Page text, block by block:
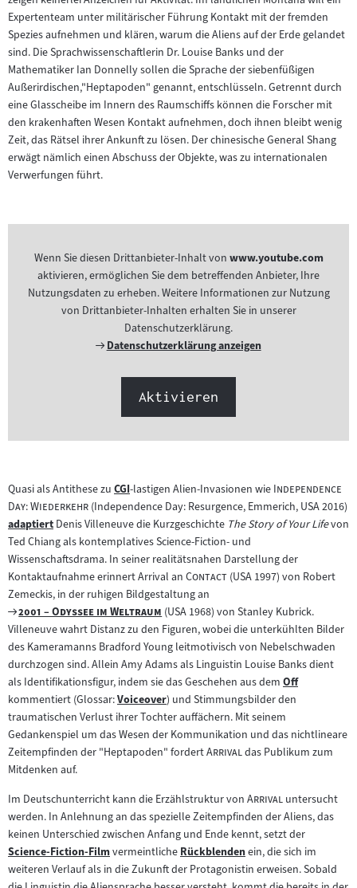
Expertenteam unter militärischer Führung Kontakt mit der fremden
Spezies aufnehmen und klären, warum die Aliens auf der Erde gelandet
sind. Die Sprachwissenschaftlerin Dr. Louise Banks und der
Mathematiker Ian Donnelly sollen die Sprache der siebenfüßigen
Außerirdischen,"Heptapoden" genannt, entschlüsseln. Getrennt durch
eine Glasscheibe im Innern des Raumschiffs können die Forscher mit
den krakenhaften Wesen Kontakt aufnehmen, doch ihnen bleibt wenig
Zeit, das Rätsel ihrer Ankunft zu lösen. Der chinesische General Shang
erwägt nämlich einen Abschuss der Objekte, was zu internationalen
Verwerfungen führt.
Wenn Sie diesen Drittanbieter-Inhalt von www.youtube.com
aktivieren, ermöglichen Sie dem betreffenden Anbieter, Ihre
Nutzungsdaten zu erheben. Weitere Informationen zur Nutzung
von Drittanbieter-Inhalten erhalten Sie in unserer
Datenschutzerklärung.
Externer
Datenschutzerklärung anzeigen
Aktivieren
Quasi als Antithese zu Zum
Inhalt:
CGI-lastigen Alien-Invasionen wie "Independence
Day: Wiederkehr"(Independence Day: Resurgence, Emmerich, USA 2016)
Zum
Inhalt:
adaptiert Denis Villeneuve die Kurzgeschichte The Story of Your Lifevon
Ted Chiang als kontemplatives Science-Fiction- und
Wissenschaftsdrama. In seiner realitätsnahen Darstellung der
Kontaktaufnahme erinnert Arrival an "
Contact"(USA 1997) von Robert
Zemeckis, in der ruhigen Bildgestaltung an
Zum
Filmarchiv:
"
2001 – Odyssee im Weltraum "(USA 1968) von Stanley Kubrick.
Villeneuve wahrt Distanz zu den Figuren, wobei die unterkühlten Bilder
des Kameramanns Bradford Young leitmotivisch von Nebelschwaden
durchzogen sind. Allein Amy Adams als Linguistin Louise Banks dient
als Identifikationsfigur, indem sie das Geschehen aus dem Zum
Inhalt:
Off
kommentiert (Glossar:Zum
Inhalt:
Voiceover) und Stimmungsbilder den
traumatischen Verlust ihrer Tochter auffächern. Mit seinem
Gedankenspiel um das Wesen der Kommunikation und das nichtlineare
Zeitempfinden der "Heptapoden" fordert"
Arrival"das Publikum zum
Mitdenken auf.
Im Deutschunterricht kann die Erzählstruktur von "
Arrival"untersucht
werden. In Anlehnung an das spezielle Zeitempfinden der Aliens, das
keinen Unterschied zwischen Anfang und Ende kennt, setzt der
Zum
Inhalt:
Science-Fiction-FilmvermeintlicheZum
Inhalt:
Rückblendenein, die sich im
weiteren Verlauf als in die Zukunft der Protagonistin erweisen. Sobald